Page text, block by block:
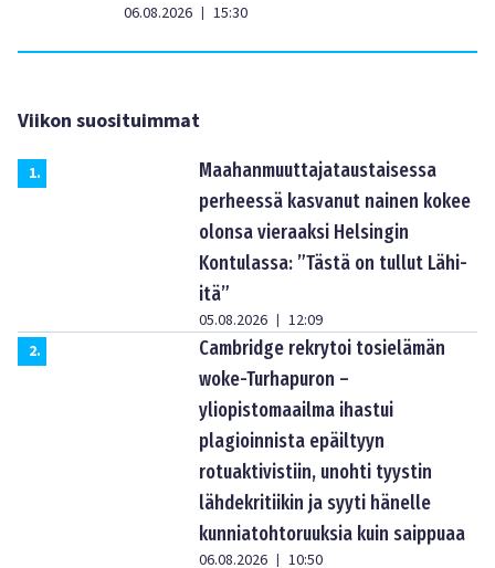
06.08.2026 | 15:30
Viikon suosituimmat
1.
Maahanmuuttajataustaisessa
perheessä kasvanut nainen kokee
olonsa vieraaksi Helsingin
Kontulassa: ”Tästä on tullut Lähi-
itä”
05.08.2026 | 12:09
2.
Cambridge rekrytoi tosielämän
woke-Turhapuron –
yliopistomaailma ihastui
plagioinnista epäiltyyn
rotuaktivistiin, unohti tyystin
lähdekritiikin ja syyti hänelle
kunniatohtoruuksia kuin saippuaa
06.08.2026 | 10:50